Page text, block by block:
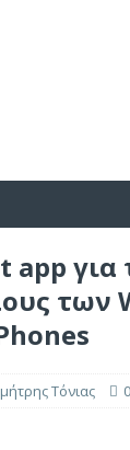
app για
των
Τόνιας 0